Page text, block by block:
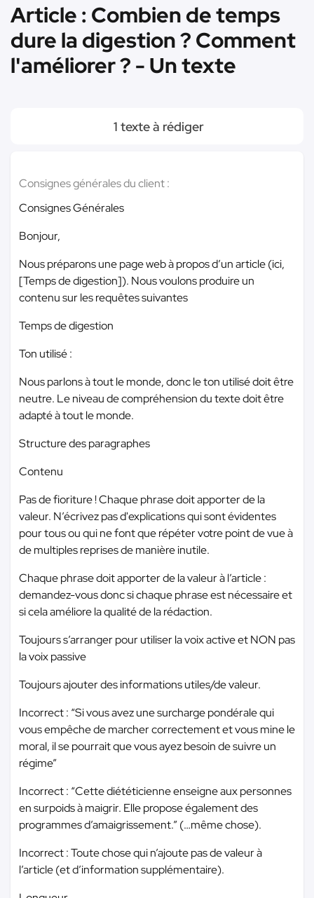
Article : Combien de temps
dure la digestion ? Comment
l'améliorer ? - Un texte
1 texte à rédiger
Consignes générales du client :
Consignes Générales
Bonjour,
Nous préparons une page web à propos d’un article (ici,
[Temps de digestion]). Nous voulons produire un
contenu sur les requêtes suivantes
Temps de digestion
Ton utilisé :
Nous parlons à tout le monde, donc le ton utilisé doit être
neutre. Le niveau de compréhension du texte doit être
adapté à tout le monde.
Structure des paragraphes
Contenu
Pas de fioriture ! Chaque phrase doit apporter de la
valeur. N’écrivez pas d'explications qui sont évidentes
pour tous ou qui ne font que répéter votre point de vue à
de multiples reprises de manière inutile.
Chaque phrase doit apporter de la valeur à l’article :
demandez-vous donc si chaque phrase est nécessaire et
si cela améliore la qualité de la rédaction.
Toujours s’arranger pour utiliser la voix active et NON pas
la voix passive
Toujours ajouter des informations utiles/de valeur.
Incorrect : “Si vous avez une surcharge pondérale qui
vous empêche de marcher correctement et vous mine le
moral, il se pourrait que vous ayez besoin de suivre un
régime”
Incorrect : “Cette diététicienne enseigne aux personnes
en surpoids à maigrir. Elle propose également des
programmes d’amaigrissement.” (…même chose).
Incorrect : Toute chose qui n’ajoute pas de valeur à
l’article (et d’information supplémentaire).